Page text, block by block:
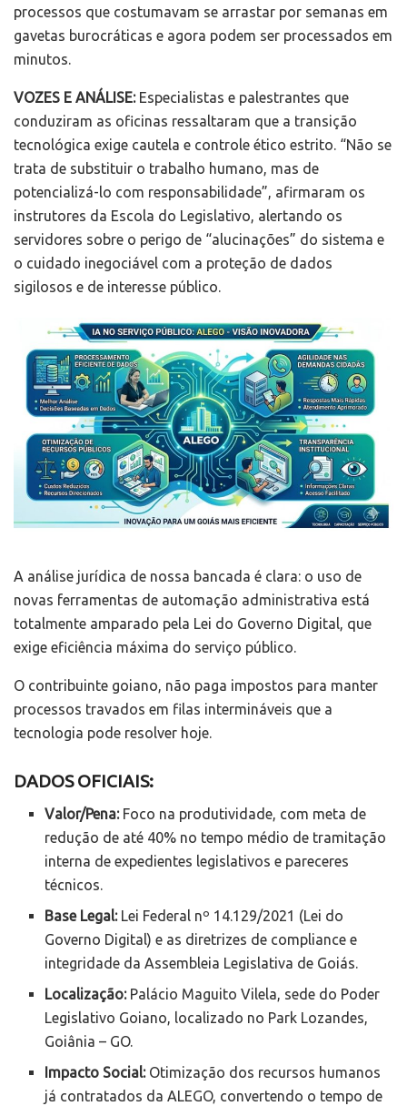
processos que costumavam se arrastar por semanas em
gavetas burocráticas e agora podem ser processados em
minutos.
VOZES E ANÁLISE: Especialistas e palestrantes que
conduziram as oficinas ressaltaram que a transição
tecnológica exige cautela e controle ético estrito. “Não se
trata de substituir o trabalho humano, mas de
potencializá-lo com responsabilidade”, afirmaram os
instrutores da Escola do Legislativo, alertando os
servidores sobre o perigo de “alucinações” do sistema e
o cuidado inegociável com a proteção de dados
sigilosos e de interesse público.
A análise jurídica de nossa bancada é clara: o uso de
novas ferramentas de automação administrativa está
totalmente amparado pela Lei do Governo Digital, que
exige eficiência máxima do serviço público.
O contribuinte goiano, não paga impostos para manter
processos travados em filas intermináveis que a
tecnologia pode resolver hoje.
DADOS OFICIAIS:
Valor/Pena:Foco na produtividade, com meta de
redução de até 40% no tempo médio de tramitação
interna de expedientes legislativos e pareceres
técnicos.
Base Legal:Lei Federal nº 14.129/2021 (Lei do
Governo Digital) e as diretrizes de compliance e
integridade da Assembleia Legislativa de Goiás.
Localização:Palácio Maguito Vilela, sede do Poder
Legislativo Goiano, localizado no Park Lozandes,
Goiânia – GO.
Impacto Social:Otimização dos recursos humanos
já contratados da ALEGO, convertendo o tempo de